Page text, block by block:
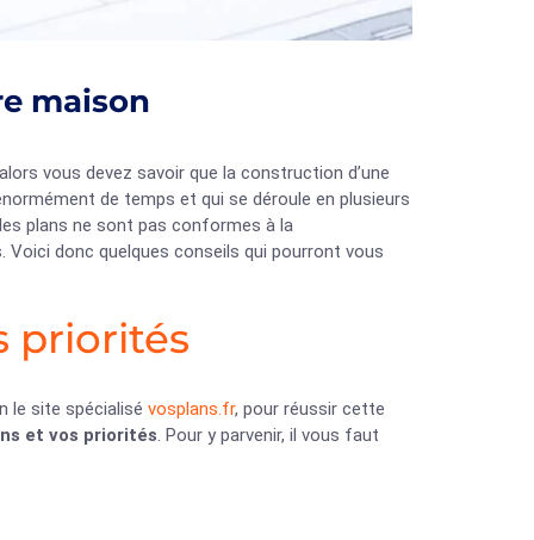
maison
vous devez savoir que la construction d’une
de temps et qui se déroule en plusieurs
plans ne sont pas conformes à la
Voici donc quelques conseils qui pourront vous
priorités
le site spécialisé vosplans.fr, pour réussir cette
et vos priorités. Pour y parvenir, il vous faut